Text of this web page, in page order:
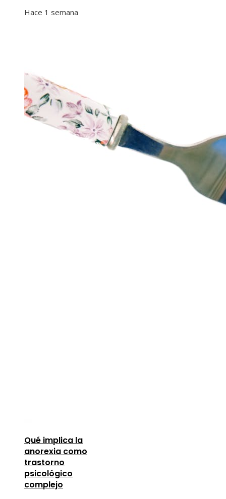
Hace 1 semana
Qué implica la
anorexia como
trastorno
psicológico
complejo